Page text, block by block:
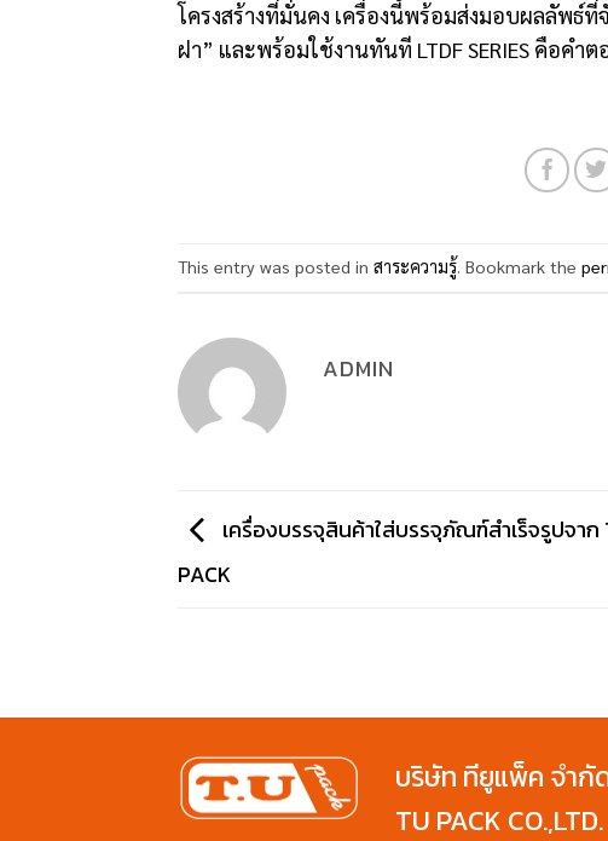
โครงสร้างที่มั่นคง เครื่องนี้พร้อมส่งมอบผลลัพธ์
ฝา” และพร้อมใช้งานทันที LTDF SERIES คือคำ
This entry was posted in สาระความรู้. Bookmark the
ADMIN
เครื่องบรรจุสินค้าใส่บรรจุภัณฑ์สำเร็จรูปจาก
PACK
บริษัท ทียูแพ็ค จำกั
TU PACK CO.,LTD.